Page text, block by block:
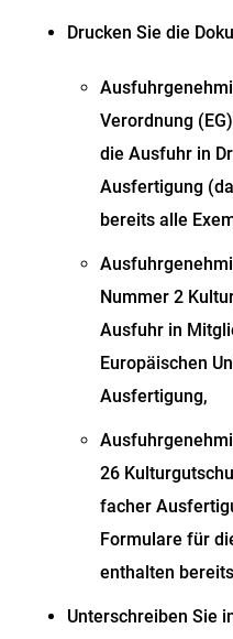
Drucken Sie die
Verordnung
die Ausfuhr in
Ausfertigung
bereits alle
Nummer 2
Ausfuhr in
Europäischen
Ausfertigung,
26
facher
Formulare für
enthalten
Unterschreiben Sie